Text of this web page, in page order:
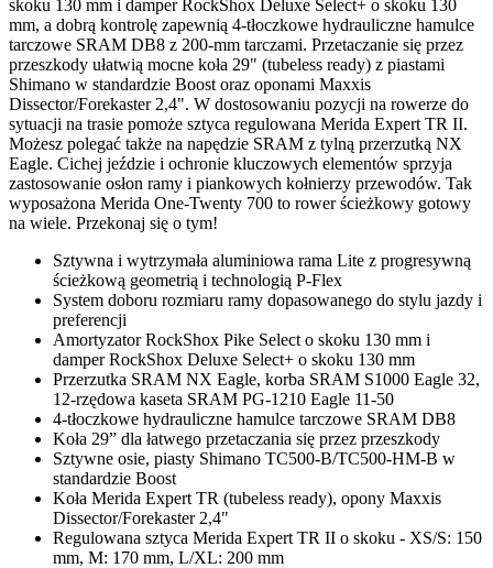
skoku 130 mm i damper RockShox Deluxe Select+ o skoku 130
mm, a dobrą kontrolę zapewnią 4-tłoczkowe hydrauliczne hamulce
tarczowe SRAM DB8 z 200-mm tarczami. Przetaczanie się przez
przeszkody ułatwią mocne koła 29" (tubeless ready) z piastami
Shimano w standardzie Boost oraz oponami Maxxis
Dissector/Forekaster 2,4". W dostosowaniu pozycji na rowerze do
sytuacji na trasie pomoże sztyca regulowana Merida Expert TR II.
Możesz polegać także na napędzie SRAM z tylną przerzutką NX
Eagle. Cichej jeździe i ochronie kluczowych elementów sprzyja
zastosowanie osłon ramy i piankowych kołnierzy przewodów. Tak
wyposażona Merida One-Twenty 700 to rower ścieżkowy gotowy
na wiele. Przekonaj się o tym!
Sztywna i wytrzymała aluminiowa rama Lite z progresywną
ścieżkową geometrią i technologią P-Flex
System doboru rozmiaru ramy dopasowanego do stylu jazdy i
preferencji
Amortyzator RockShox Pike Select o skoku 130 mm i
damper RockShox Deluxe Select+ o skoku 130 mm
Przerzutka SRAM NX Eagle, korba SRAM S1000 Eagle 32,
12-rzędowa kaseta SRAM PG-1210 Eagle 11-50
4-tłoczkowe hydrauliczne hamulce tarczowe SRAM DB8
Koła 29” dla łatwego przetaczania się przez przeszkody
Sztywne osie, piasty Shimano TC500-B/TC500-HM-B w
standardzie Boost
Koła Merida Expert TR (tubeless ready), opony Maxxis
Dissector/Forekaster 2,4"
Regulowana sztyca Merida Expert TR II o skoku - XS/S: 150
mm, M: 170 mm, L/XL: 200 mm